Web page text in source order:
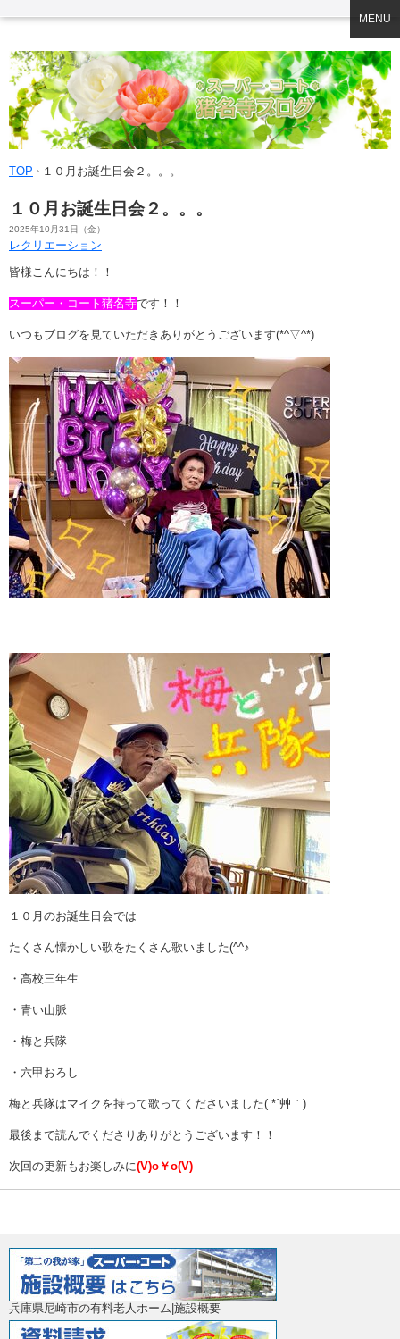
MENU
TOP １０月お誕生日会２。。。
１０月お誕生日会２。。。
2025年10月31日（金）
レクリエーション
皆様こんにちは！！
スーパー・コート猪名寺です！！
いつもブログを見ていただきありがとうございます(*^▽^*)
１０月のお誕生日会では
たくさん懐かしい歌をたくさん歌いました(^^♪
・高校三年生
・青い山脈
・梅と兵隊
・六甲おろし
梅と兵隊はマイクを持って歌ってくださいました( *´艸｀)
最後まで読んでくださりありがとうございます！！
次回の更新もお楽しみに(V)o￥o(V)
兵庫県尼崎市の有料老人ホーム|施設概要